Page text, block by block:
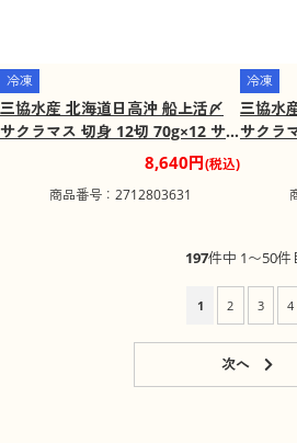
冷凍
三協水産 北海道日高沖 船上活〆
サクラマス 切身 12切 70g×12 サ
8,640円(税込)
商品番号：2712803631
冷凍
三協水
サクラ
197件中 1〜50件
1 2 3 4